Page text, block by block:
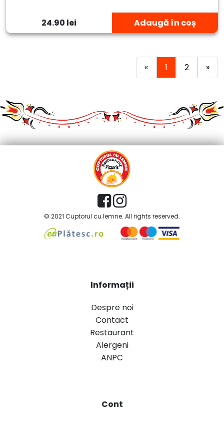
24.90 lei Adaugă în coș
« 1 2 »
© 2021 Cuptorul cu lemne. All rights reserved.
Informații
Despre noi
Contact
Restaurant
Alergeni
ANPC
Cont